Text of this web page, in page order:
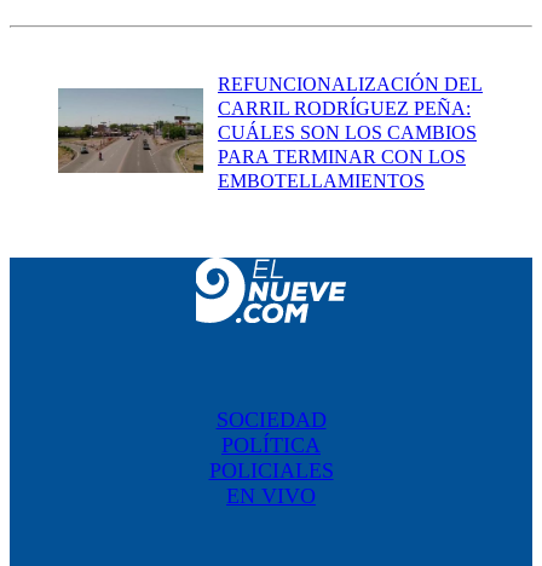
REFUNCIONALIZACIÓN DEL
CARRIL RODRÍGUEZ PEÑA:
CUÁLES SON LOS CAMBIOS
PARA TERMINAR CON LOS
EMBOTELLAMIENTOS
SOCIEDAD
POLÍTICA
POLICIALES
EN VIVO